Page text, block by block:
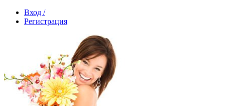
Вход /
Регистрация